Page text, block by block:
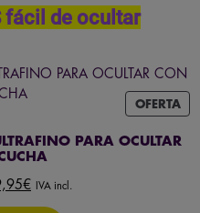
fácil de ocultar
OFERTA
EN
PARA OCULTAR
€El
precio
IVA incl.